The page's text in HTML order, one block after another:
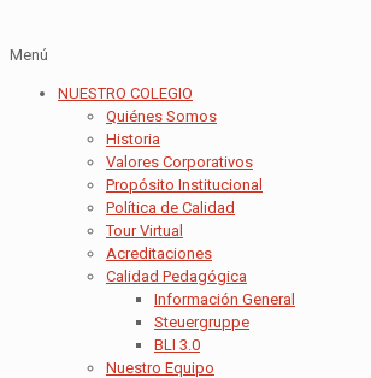
Menú
NUESTRO COLEGIO
Quiénes Somos
Historia
Valores Corporativos
Propósito Institucional
Política de Calidad
Tour Virtual
Acreditaciones
Calidad Pedagógica
Información General
Steuergruppe
BLI 3.0
Nuestro Equipo